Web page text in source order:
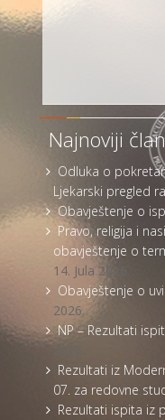
Najnoviji
Odluka o
Ljekarski pregled
Obavještenje o
Pravo, religija i
obavještenje o
14. Jula 2026.
Obavještenje o
2026.
NP – Rezultati
Rezultati iz
07. za redovne
Rezultati ispita iz